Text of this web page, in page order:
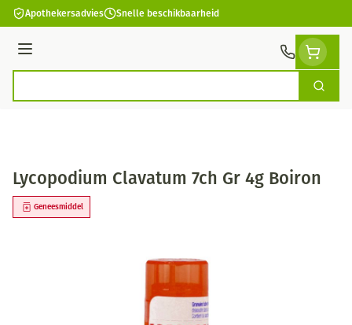
Ga naar de inhoud
Apothekersadvies Snelle beschikbaarheid
Menu
Zoek
Lycopodium Clavatum 7ch Gr 4g Boiron
Geneesmiddel